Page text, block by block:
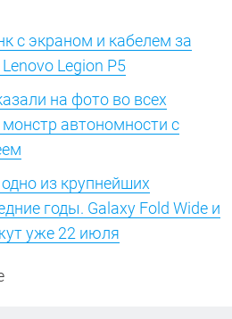
с экраном и кабелем за
Legion P5
на фото во всех
монстр автономности с
из крупнейших
годы. Galaxy Fold Wide и
уже 22 июля